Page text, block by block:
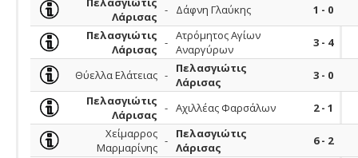
Λάρισας - Δάφνη Γλαύκης
1 - 0
Πελασγιώτις
Λάρισας - Ατρόμητος Αγίων
Αναργύρων
3 - 4
Θύελλα Ελάτειας -
Πελασγιώτις
Λάρισας
3 - 0
Πελασγιώτις
Λάρισας - Αχιλλέας Φαρσάλων
2 - 1
Χείμαρρος
Μαρμαρίνης -
Πελασγιώτις
Λάρισας
6 - 2